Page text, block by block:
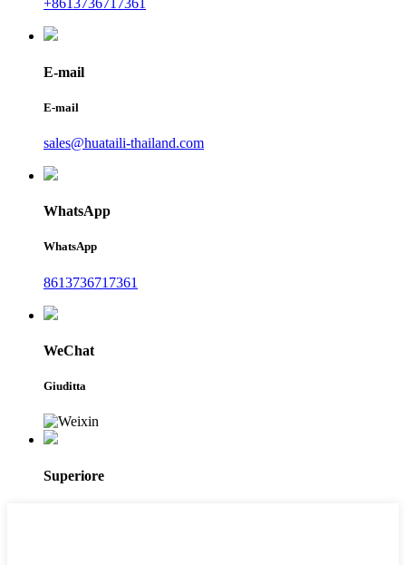
+8613736717361
E-mail
E-mail
sales@huataili-thailand.com
WhatsApp
WhatsApp
8613736717361
WeChat
Giuditta
Superiore